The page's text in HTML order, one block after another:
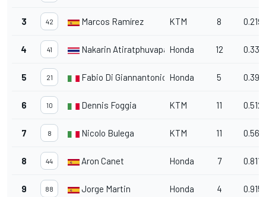
3 42 Marcos Ramírez KTM 8 0.219
4 41 Nakarin AtiratphuvapatHonda 12 0.336
5 21 Fabio Di Giannantonio Honda 5 0.390
6 10 Dennis Foggia KTM 11 0.512
7 8 Nicolo Bulega KTM 11 0.566
8 44 Aron Canet Honda 7 0.811
9 88 Jorge Martin Honda 4 0.915